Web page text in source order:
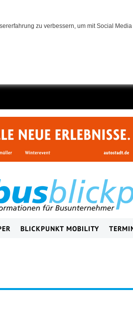
zu verbessern, um mit Social
BLICKPUNKT MOBILITY